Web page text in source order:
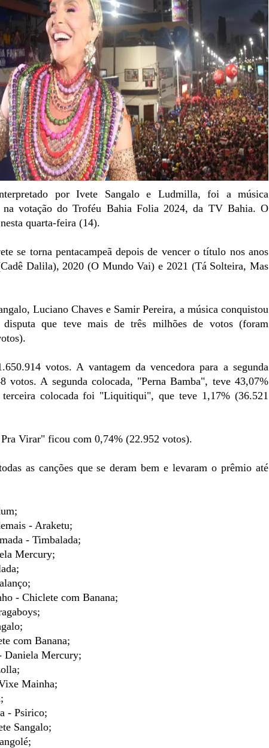
por Ivete Sangalo e Ludmilla, foi a música
na votação do Troféu Bahia Folia 2024, da TV Bahia. O
quarta-feira (14).
se torna pentacampeã depois de vencer o título nos anos
Dalila), 2020 (O Mundo Vai) e 2021 (Tá Solteira, Mas
Luciano Chaves e Samir Pereira, a música conquistou
que teve mais de três milhões de votos (foram
votos. A vantagem da vencedora para a segunda
votos. A segunda colocada, "Perna Bamba", teve 43,07%
colocada foi "Liquitiqui", que teve 1,17% (36.521
Virar" ficou com 0,74% (22.952 votos).
as canções que se deram bem e levaram o prêmio até
- Araketu;
- Timbalada;
Mercury;
- Chiclete com Banana;
com Banana;
Daniela Mercury;
Mainha;
- Psirico;
Sangalo;